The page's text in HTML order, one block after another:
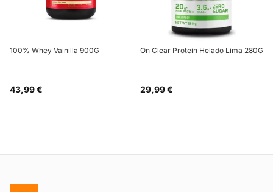
100% Whey Vainilla 900G
43,99 €
On Clear Protein Helado Lima 280G
29,99 €